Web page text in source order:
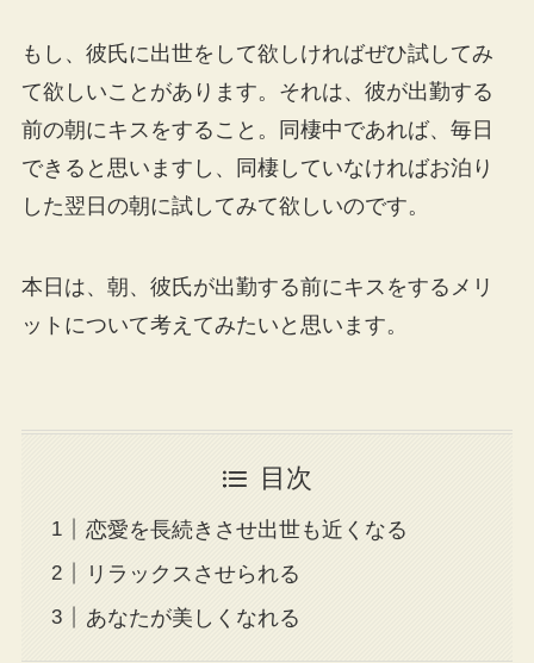
もし、彼氏に出世をして欲しければぜひ試してみ
て欲しいことがあります。それは、彼が出勤する
前の朝にキスをすること。同棲中であれば、毎日
できると思いますし、同棲していなければお泊り
した翌日の朝に試してみて欲しいのです。
本日は、朝、彼氏が出勤する前にキスをするメリ
ットについて考えてみたいと思います。
目次
恋愛を長続きさせ出世も近くなる
リラックスさせられる
あなたが美しくなれる